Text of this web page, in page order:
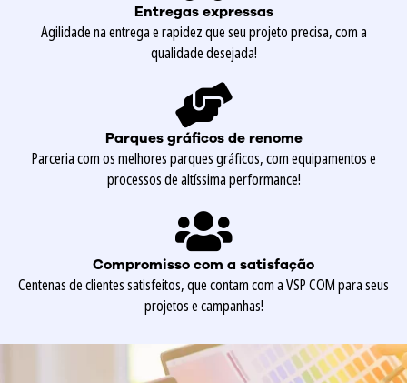
Entregas expressas
Agilidade na entrega e rapidez que seu projeto precisa, com a
qualidade desejada!
Parques gráficos de renome
Parceria com os melhores parques gráficos, com equipamentos e
processos de altíssima performance!
Compromisso com a satisfação
Centenas de clientes satisfeitos, que contam com a VSP COM para seus
projetos e campanhas!